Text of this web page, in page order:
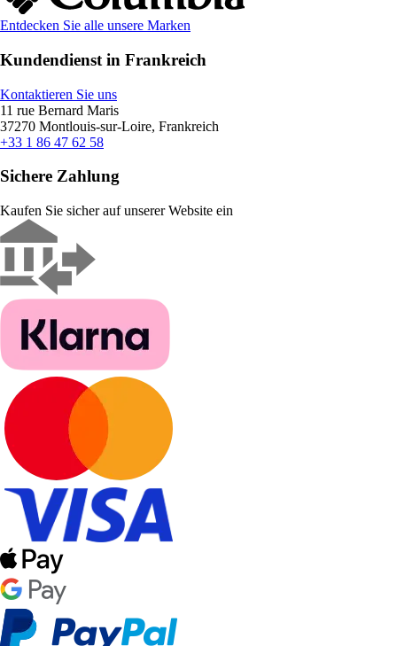
Entdecken Sie alle unsere Marken
Kundendienst in Frankreich
Kontaktieren Sie uns
11 rue Bernard Maris
37270 Montlouis-sur-Loire, Frankreich
+33 1 86 47 62 58
Sichere Zahlung
Kaufen Sie sicher auf unserer Website ein